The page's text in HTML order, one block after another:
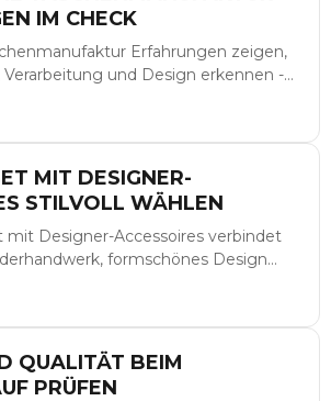
IM CHECK
Erfahrungen zeigen,
Verarbeitung und Design erkennen -
MIT DESIGNER-
STILVOLL WÄHLEN
mit Designer-Accessoires verbindet
formschönes Design
QUALITÄT BEIM
PRÜFEN